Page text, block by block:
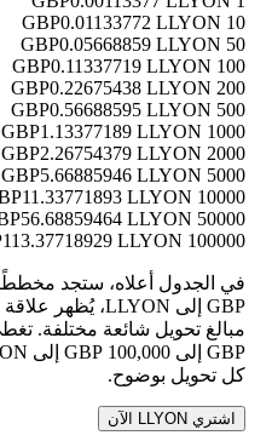
10 GBP
0.01133772 LLYON
50 GBP
0.05668859 LLYON
100 GBP
0.11337719 LLYON
200 GBP
0.22675438 LLYON
500 GBP
0.56688595 LLYON
1000 GBP
1.13377189 LLYON
2000 GBP
2.26754379 LLYON
5000 GBP
5.66885946 LLYON
10000 GBP
11.33771893 LLYON
50000 GBP
56.68859464 LLYON
100000 GBP
113.37718929 LLYON
في الجدول أعلاه، ستجد مخططًا
كل تحويل بوضوح.
اشتري LLYON الآن